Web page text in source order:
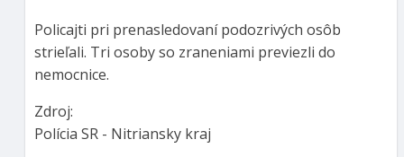
Policajti pri prenasledovaní podozrivých osôb
strieľali. Tri osoby so zraneniami previezli do
nemocnice.
Zdroj:
Polícia SR - Nitriansky kraj